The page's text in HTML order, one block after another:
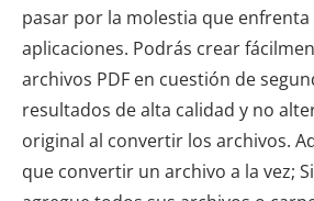
pasar por la molestia que
aplicaciones. Podrás crear
archivos PDF en cuestión de
resultados de alta calidad y no
original al convertir los archivos.
que convertir un archivo a la vez;